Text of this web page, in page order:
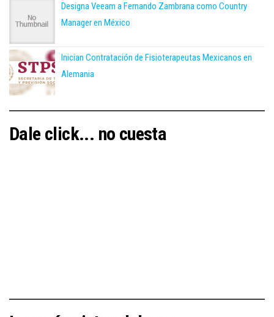
Designa Veeam a Fernando Zambrana como Country
Manager en México
Inician Contratación de Fisioterapeutas Mexicanos en
Alemania
Dale click... no cuesta